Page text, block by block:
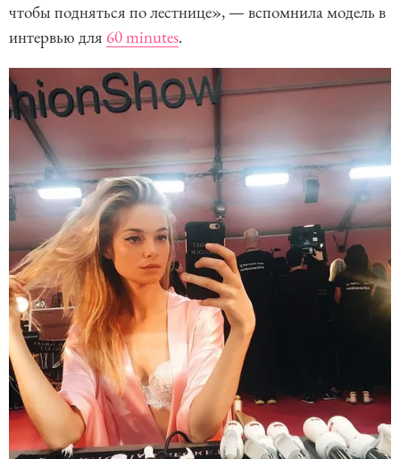
чтобы подняться по лестнице», — вспомнила модель в
интервью для 60 minutes.